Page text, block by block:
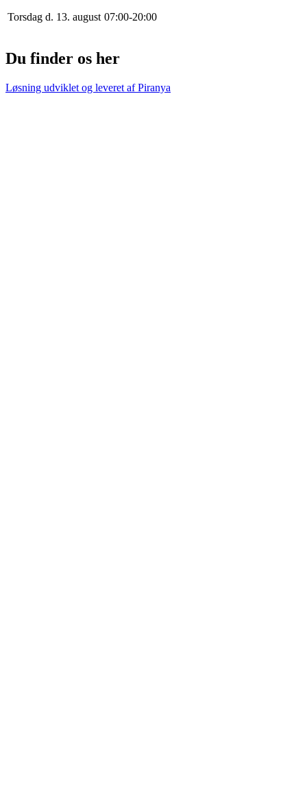
Torsdag d. 13. august 07:00-20:00
Du finder os her
Løsning udviklet og leveret afPiranya